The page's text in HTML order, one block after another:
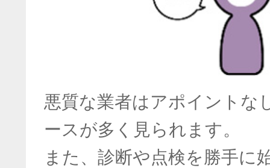
悪質な業者はアポイントな
ースが多く見られます。
また、診断や点検を勝手に